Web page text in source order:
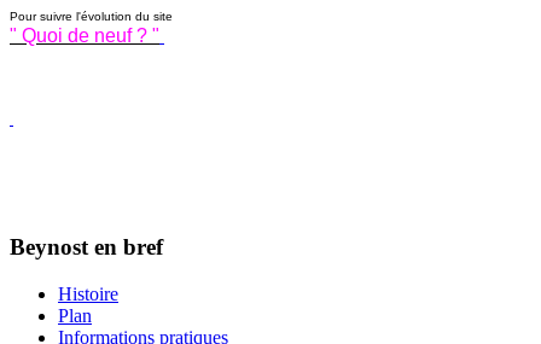
Pour suivre l'évolution du site
" Quoi de neuf ? "
Beynost en bref
Histoire
Plan
Informations pratiques